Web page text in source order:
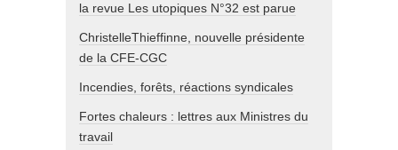
la revue Les utopiques N°32 est parue
ChristelleThieffinne, nouvelle présidente
de la CFE-CGC
Incendies, forêts, réactions syndicales
Fortes chaleurs : lettres aux Ministres du
travail